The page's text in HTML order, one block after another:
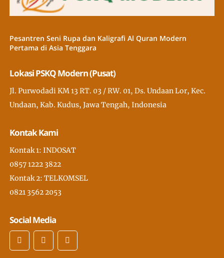
Pesantren Seni Rupa dan Kaligrafi Al Quran Modern
Pertama di Asia Tenggara
Lokasi PSKQ Modern (Pusat)
Jl. Purwodadi KM 13 RT. 03 / RW. 01, Ds. Undaan Lor, Kec.
Undaan, Kab. Kudus, Jawa Tengah, Indonesia
Kontak Kami
Kontak 1: INDOSAT
0857 1222 3822
Kontak 2: TELKOMSEL
0821 3562 2053
Social Media